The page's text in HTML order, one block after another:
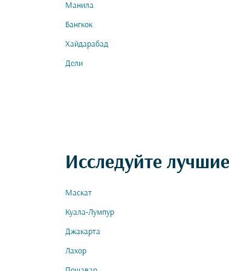
Манила
Бангкок
Хайдарабад
Дели
Исследуйте
Маскат
Куала-Лумпур
Джакарта
Лахор